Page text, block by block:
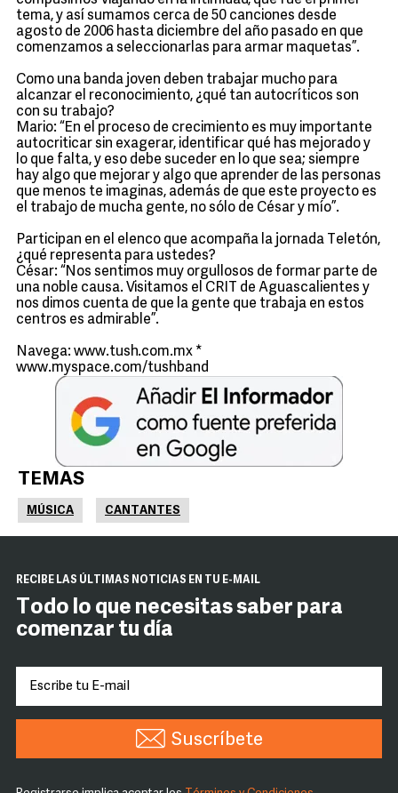
tema, y así sumamos cerca de 50 canciones desde
agosto de 2006 hasta diciembre del año pasado en que
comenzamos a seleccionarlas para armar maquetas”.
Como una banda joven deben trabajar mucho para
alcanzar el reconocimiento, ¿qué tan autocríticos son
con su trabajo?
Mario: “En el proceso de crecimiento es muy importante
autocriticar sin exagerar, identificar qué has mejorado y
lo que falta, y eso debe suceder en lo que sea; siempre
hay algo que mejorar y algo que aprender de las personas
que menos te imaginas, además de que este proyecto es
el trabajo de mucha gente, no sólo de César y mío”.
Participan en el elenco que acompaña la jornada Teletón,
¿qué representa para ustedes?
César: “Nos sentimos muy orgullosos de formar parte de
una noble causa. Visitamos el CRIT de Aguascalientes y
nos dimos cuenta de que la gente que trabaja en estos
centros es admirable”.
Navega: www.tush.com.mx *
www.myspace.com/tushband
TEMAS
MÚSICA CANTANTES
RECIBE LAS ÚLTIMAS NOTICIAS EN TU E-MAIL
Todo lo que necesitas saber para
comenzar tu día
Suscríbete